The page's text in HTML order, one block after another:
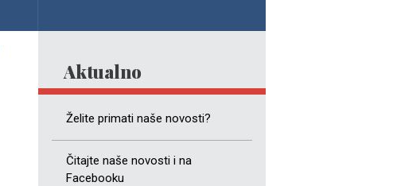
Aktualno
Želite primati naše novosti?
Čitajte naše novosti i na
Facebooku